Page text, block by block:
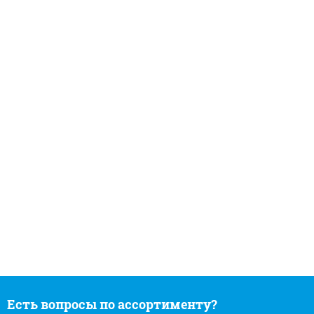
Есть вопросы по ассортименту?